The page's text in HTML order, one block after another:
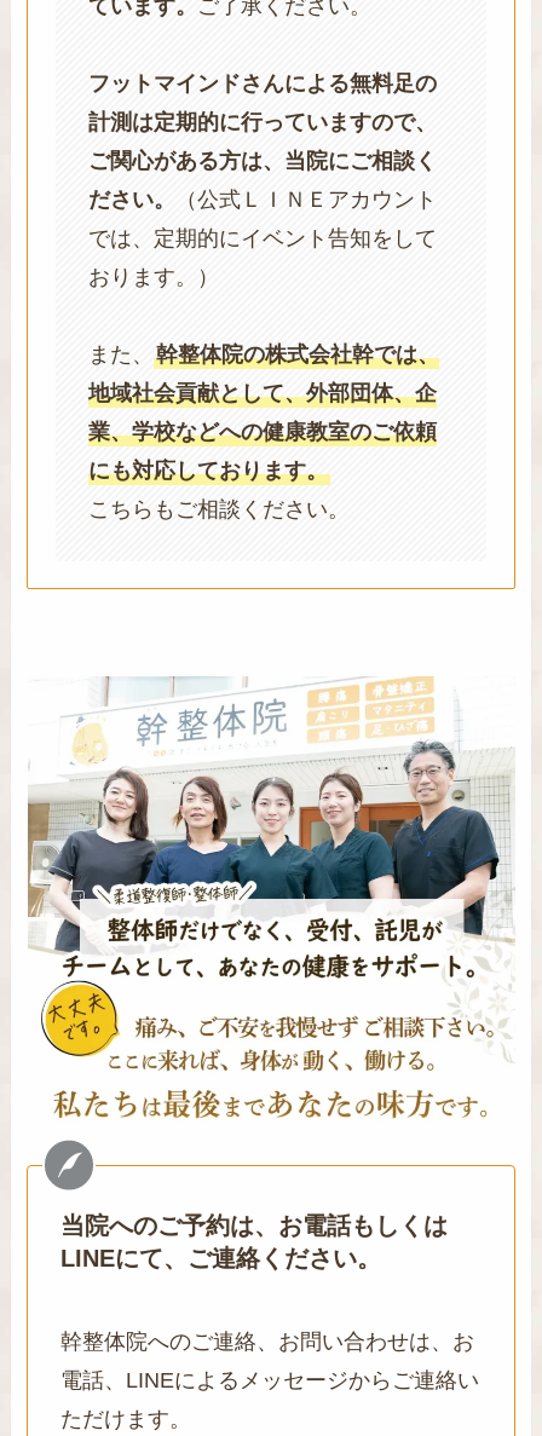
ています。 ご了承ください。
フットマインドさんによる無料足の
計測は定期的に行っていますので、
ご関心がある方は、当院にご相談く
ださい。
（公式ＬＩＮＥアカウント
では、定期的にイベント告知をして
おります。）
また、 幹整体院の株式会社幹では、
地域社会貢献として、外部団体、企
業、学校などへの健康教室のご依頼
にも対応しております。
こちらもご相談ください。
当院へのご予約は、お電話もしくは
LINEにて、ご連絡ください。
幹整体院へのご連絡、お問い合わせは、お
電話、LINEによるメッセージからご連絡い
ただけます。